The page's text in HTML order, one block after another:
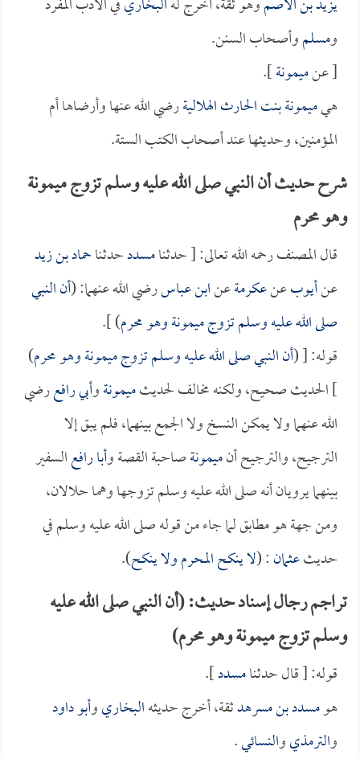
ومسلموأصحاب السنن.
[ عنميمونة].
هيميمونة بنت الحارث الهلاليةرضي الله عنها وأرضاها أم
المؤمنين، وحديثها عند أصحاب الكتب الستة.
شرح حديث أن النبي صلى الله عليه وسلم تزوج ميمونة
وهو محرم
قال المصنف رحمه الله تعالى: [ حدثنامسددحدثناحماد بن زيد
عنأيوبعنعكرمةعنابن عباسرضي الله عنهما: (أن النبي
صلى الله عليه وسلم تزوجميمونةوهو محرم) ].
قوله: [ (أن النبي صلى الله عليه وسلم تزوجميمونةوهو محرم)
] الحديث صحيح، ولكنه مخالف لحديثميمونةوأبي رافعرضي
الله عنهما ولا يمكن النسخ ولا الجمع بينهما، فلم يبق إلا
الترجيح، والترجيح أنميمونةصاحبة القصة وأبا رافعالسفير
بينهما يرويان أنه صلى الله عليه وسلم تزوجها وهما حلالان،
ومن جهة هو مطابق لما جاء من قوله صلى الله عليه وسلم في
حديثعثمان: (لا ينكح المحرم ولا ينكح).
تراجم رجال إسناد حديث: (أن النبي صلى الله عليه
وسلم تزوج ميمونة وهو محرم)
قوله: [ قال حدثنامسدد].
هومسدد بن مسرهدثقة، أخرج حديثهالبخاريوأبو داود
والترمذيوالنسائي.